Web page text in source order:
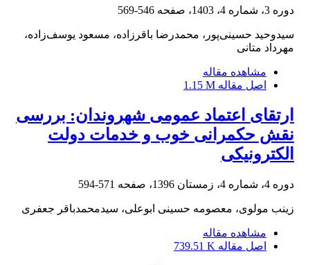
دوره 3، شماره 4، 1403، صفحه 546-569
سیدوحید حسینی‌پور، محمدرضا باقرزاده، مسعود یوسف‌زاده،
مهرداد متانی
مشاهده مقاله
اصل مقاله 1.15 M
ارتقای اعتماد عمومی شهروندان: بررسی
نقش حکمرانی خوب و خدمات دولت
الکترونیکی
دوره 4، شماره 4، زمستان 1396، صفحه 571-594
زینب مولوی، معصومه حسینی ابوعلی، سیدمحمدباقر جعفری
مشاهده مقاله
اصل مقاله 739.51 K